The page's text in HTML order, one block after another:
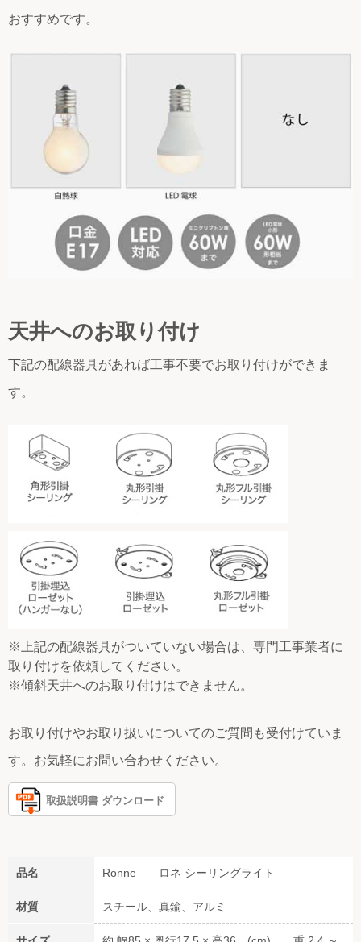
おすすめです。
天井へのお取り付け
下記の配線器具があれば工事不要でお取り付けができま
す。
※上記の配線器具がついていない場合は、専門工事業者に
取り付けを依頼してください。
※傾斜天井へのお取り付けはできません。
お取り付けやお取り扱いについてのご質問も受付けていま
す。お気軽にお問い合わせください。
取扱説明書 ダウンロード
品名 Ronne ロネ シーリングライト
材質 スチール、真鍮、アルミ